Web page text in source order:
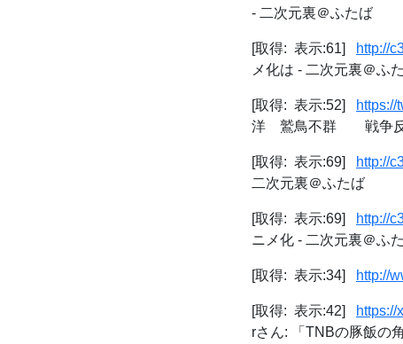
- 二次元裏＠ふたば
[取得: 表示:61] http://
メ化は - 二次元裏＠ふ
[取得: 表示:52] https://
洋 鷲鳥不群 戦争反
[取得: 表示:69] http://
二次元裏＠ふたば
[取得: 表示:69] http://
ニメ化 - 二次元裏＠ふ
[取得: 表示:34] http://
[取得: 表示:42]
rさん: 「TNBの豚飯の